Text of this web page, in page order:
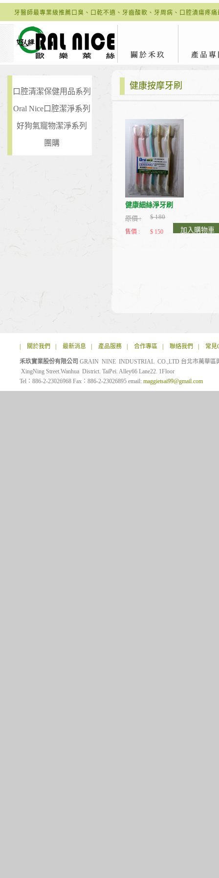
牙醫師最專業級推薦口臭、口乾不適、牙齒酸軟、牙周病、口腔潰瘍疼痛
口腔清潔保健用品系列
Oral Nice口腔潔淨系列
好狗氣寵物潔淨系列
團購
健康按摩牙刷
健康細絲淨牙刷
原價 :
$ 180
售價 : $ 150 加入購物車
關於我們 最新消息 產品服務 合作專區 聯絡我們 常見
禾玖實業股份有限公司 GRAIN NINE INDUSTRIAL CO.,LTD 台北市萬華區
XingNing Street.Wanhua District. TaiPei. Alley66 Lane22. 1Floor
Tel：886-2-23026968 Fax：886-2-23026895 email: maggietsai99@gmail.com